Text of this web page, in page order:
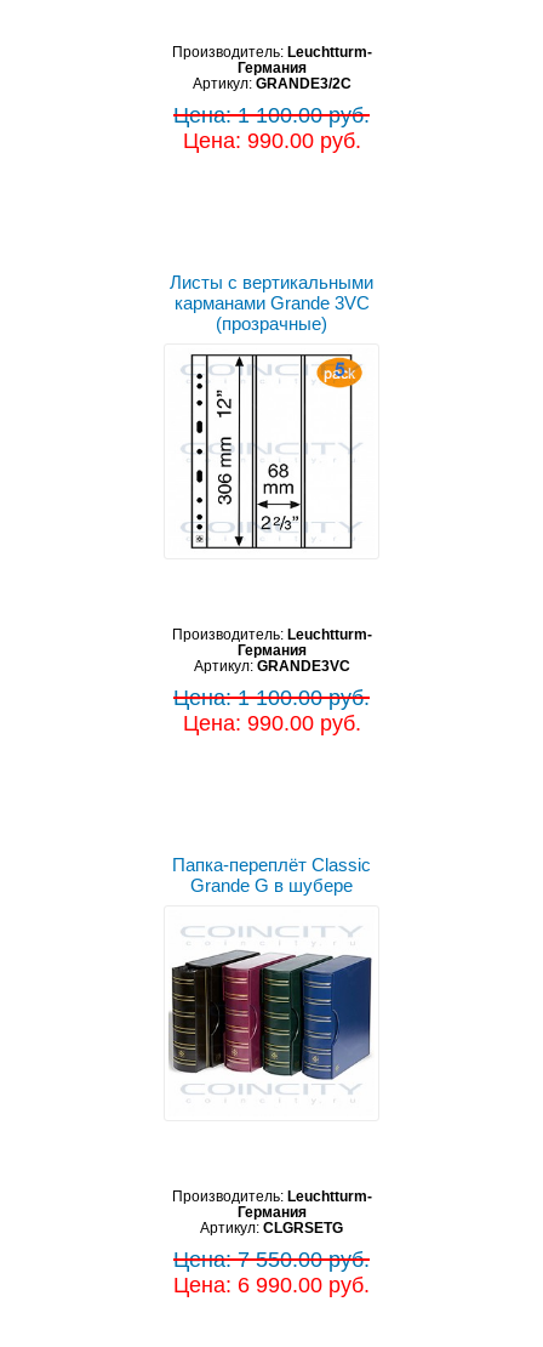
Производитель: Leuchtturm-
Германия
Артикул: GRANDE3/2C
Цена: 1 100.00 руб.
Цена: 990.00 руб.
Листы с вертикальными
карманами Grande 3VC
(прозрачные)
Производитель: Leuchtturm-
Германия
Артикул: GRANDE3VC
Цена: 1 100.00 руб.
Цена: 990.00 руб.
Папка-переплёт Classic
Grande G в шубере
Производитель: Leuchtturm-
Германия
Артикул: CLGRSETG
Цена: 7 550.00 руб.
Цена: 6 990.00 руб.